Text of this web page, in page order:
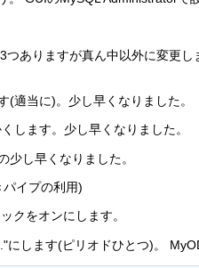
ありますが真ん中以外に変更
適当に)。少し早くなりました。
します。少し早くなりました。
し早くなりました。
イプの利用)
クをオンにします。
します(ピリオドひとつ)。